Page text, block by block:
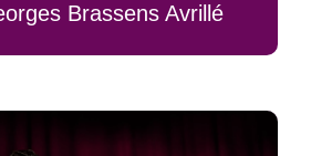
Brassens Avrillé